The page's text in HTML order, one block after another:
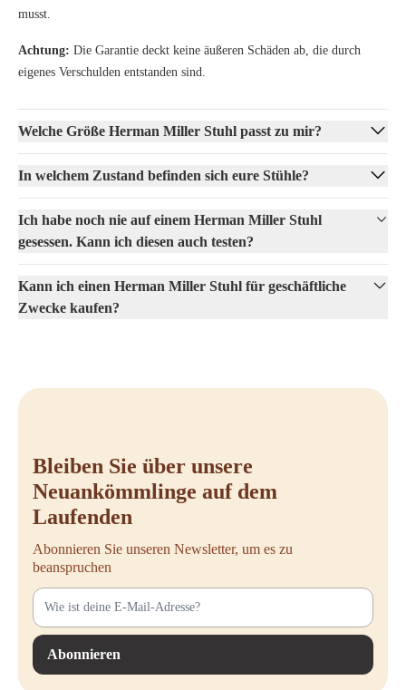
musst.
Achtung: Die Garantie deckt keine äußeren Schäden ab, die durch
eigenes Verschulden entstanden sind.
Welche Größe Herman Miller Stuhl passt zu mir?
In welchem Zustand befinden sich eure Stühle?
Ich habe noch nie auf einem Herman Miller Stuhl
gesessen. Kann ich diesen auch testen?
Kann ich einen Herman Miller Stuhl für geschäftliche
Zwecke kaufen?
Bleiben Sie über unsere
Neuankömmlinge auf dem
Laufenden
Abonnieren Sie unseren Newsletter, um es zu
beanspruchen
Abonnieren